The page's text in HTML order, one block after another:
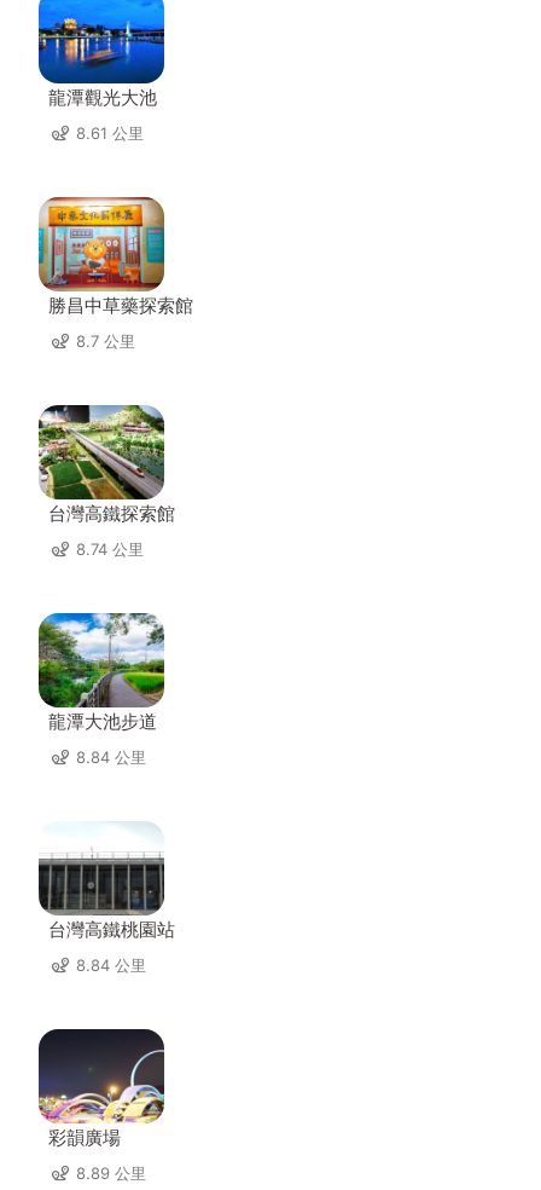
龍潭觀光大池
8.61 公里
勝昌中草藥探索館
8.7 公里
台灣高鐵探索館
8.74 公里
龍潭大池步道
8.84 公里
台灣高鐵桃園站
8.84 公里
彩韻廣場
8.89 公里